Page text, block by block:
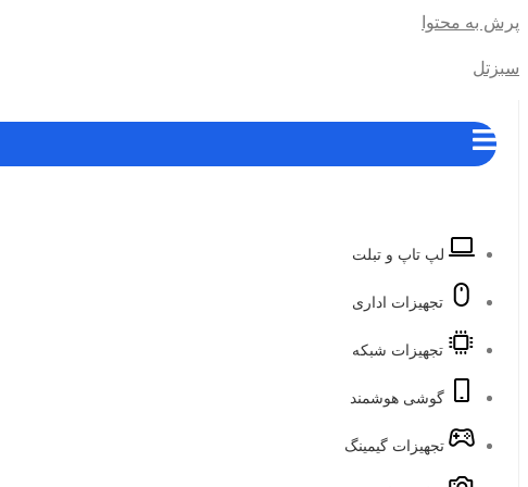
پرش به محتوا
سبزتل
لپ تاپ و تبلت
تجهیزات اداری
تجهیزات شبکه
گوشی هوشمند
تجهیزات گیمینگ